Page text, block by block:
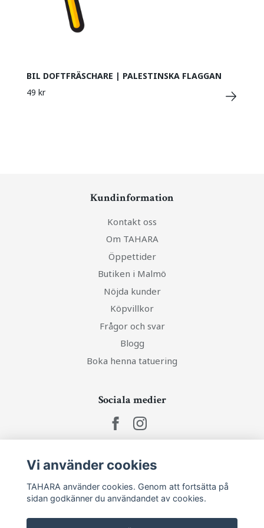
BIL DOFTFRÄSCHARE | PALESTINSKA FLAGGAN
49 kr
Kundinformation
Kontakt oss
Om TAHARA
Öppettider
Butiken i Malmö
Nöjda kunder
Köpvillkor
Frågor och svar
Blogg
Boka henna tatuering
Sociala medier
Ta del av senaste nytt och unika erbjudanden!
Prenumerera
Vi använder cookies
TAHARA använder cookies. Genom att fortsätta på
sidan godkänner du användandet av cookies.